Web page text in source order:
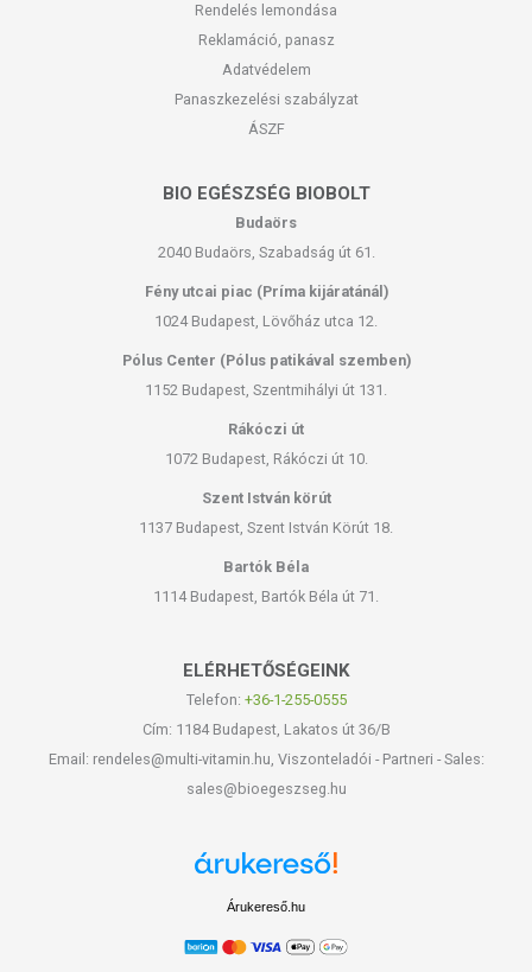
Rendelés lemondása
Reklamáció, panasz
Adatvédelem
Panaszkezelési szabályzat
ÁSZF
BIO EGÉSZSÉG BIOBOLT
Budaörs
2040 Budaörs, Szabadság út 61.
Fény utcai piac (Príma kijáratánál)
1024 Budapest, Lövőház utca 12.
Pólus Center (Pólus patikával szemben)
1152 Budapest, Szentmihályi út 131.
Rákóczi út
1072 Budapest, Rákóczi út 10.
Szent István körút
1137 Budapest, Szent István Körút 18.
Bartók Béla
1114 Budapest, Bartók Béla út 71.
ELÉRHETŐSÉGEINK
Telefon: +36-1-255-0555
Cím: 1184 Budapest, Lakatos út 36/B
Email: rendeles@multi-vitamin.hu, Viszonteladói - Partneri - Sales:
sales@bioegeszseg.hu
Árukereső.hu